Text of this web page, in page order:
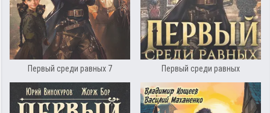
Первый среди равных 7 Первый среди равных